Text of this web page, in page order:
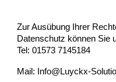
Zur Ausübung Ihrer
Datenschutz können Sie
Tel: 01573 7145184
Mail: Info@Luyckx-